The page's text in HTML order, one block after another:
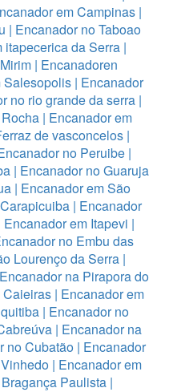
em Campinas |
| Encanador no Taboao
itapecerica da Serra |
| Encanadoren
Salesopolis | Encanador
no rio grande da serra |
| Encanador em
de vasconcelos|
no Peruibe |
| Encanador no Guaruja
| Encanador em São
| Encanador
Encanador em Itapevi |
no Embu das
Lourenço da Serra |
Encanador na Pirapora do
Caieiras| Encanador em
| Encanador no
| Encanador na
no Cubatão| Encanador
| Encanador em
Paulista |